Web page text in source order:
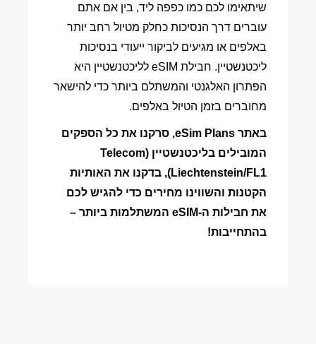
שיתאימו לכם כמו כפפה ליד, בין אם אתם
עוברים דרך הנסיכות כחלק מטיול רחב יותר
באלפים או מגיעים לביקור ייעודי בנסיכות
ליכטנשטיין. חבילת eSIM לליכטנשטיין היא
הפתרון האלגנטי והמשתלם ביותר כדי להישאר
מחוברים בזמן הטיול באלפים.
באתר eSim Plans, סרקנו את כל הספקים
המובילים בליכטנשטיין (Telecom
Liechtenstein/FL1), בדקנו את האותיות
הקטנות והשווינו מחירים כדי להגיש לכם
את חבילות ה-eSIM המשתלמות ביותר –
בהתחייבות!